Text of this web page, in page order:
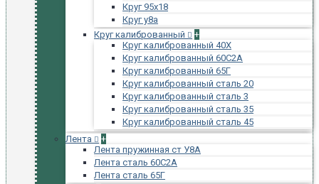
Круг 95х18
Круг у8а
Круг калиброванный
+
Круг калиброванный 40Х
Круг калиброванный 60С2А
Круг калиброванный 65Г
Круг калиброванный сталь 20
Круг калиброванный сталь 3
Круг калиброванный сталь 35
Круг калиброванный сталь 45
Лента
+
Лента пружинная ст У8А
Лента сталь 60С2А
Лента сталь 65Г